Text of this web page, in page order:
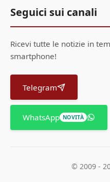
Seguici sui canali
Ricevi tutte le notizie in
smartphone!
Telegram
WhatsApp NOVITÀ
© 2009 -